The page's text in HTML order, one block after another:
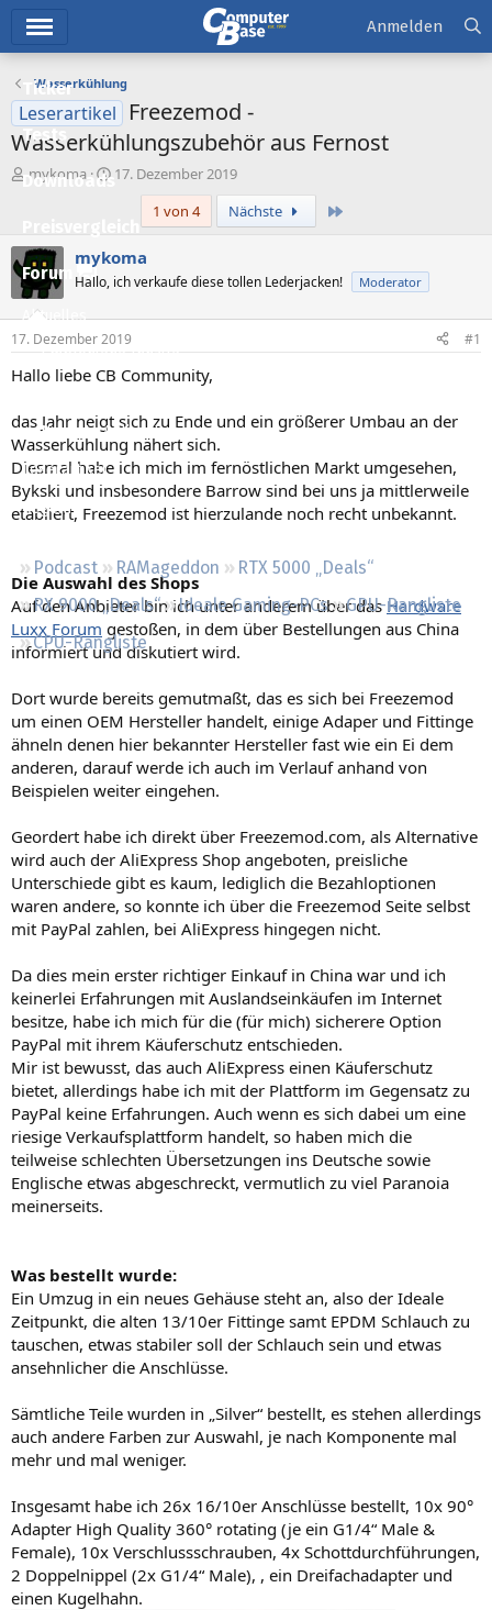
Ticker
Tests
Downloads
Forum
Aktuelles
Empfohlene Inhalte
Neueste Aktivitäten
Leserartikel
Regeln
Podcast RAMageddon
RTX 5000 „Deals“
RX 9000 „Deals“
Ideale Gaming-PCs
GPU-Rangliste
CPU-Rangliste
Anmelden
Wasserkühlung
Leserartikel
Freezemod -
Wasserkühlungszubehör aus Fernost
E
t
e
l
l
e
mykoma
E
t
e
l
l
a
m
17. Dezember 2019
1 von 4
Nächste
mykoma
Hallo, ich verkaufe diese tollen Lederjacken! Moderator
17. Dezember 2019 #1
Hallo liebe CB Community,
das Jahr neigt sich zu Ende und ein größerer Umbau an der
Wasserkühlung nähert sich.
Diesmal habe ich mich im fernöstlichen Markt umgesehen,
Bykski und insbesondere Barrow sind bei uns ja mittlerweile
etabliert, Freezemod ist hierzulande noch recht unbekannt.
Die Auswahl des Shops
Auf den Anbieter bin ich unter anderem über dasHardware
Luxx Forum gestoßen, in dem über Bestellungen aus China
informiert und diskutiert wird.
Dort wurde bereits gemutmaßt, das es sich bei Freezemod
um einen OEM Hersteller handelt, einige Adaper und Fittinge
ähneln denen hier bekannter Hersteller fast wie ein Ei dem
anderen, darauf werde ich auch im Verlauf anhand von
Beispielen weiter eingehen.
Geordert habe ich direkt über Freezemod.com, als Alternative
wird auch der AliExpress Shop angeboten, preisliche
Unterschiede gibt es kaum, lediglich die Bezahloptionen
waren andere, so konnte ich über die Freezemod Seite selbst
mit PayPal zahlen, bei AliExpress hingegen nicht.
Da dies mein erster richtiger Einkauf in China war und ich
keinerlei Erfahrungen mit Auslandseinkäufen im Internet
besitze, habe ich mich für die (für mich) sicherere Option
PayPal mit ihrem Käuferschutz entschieden.
Mir ist bewusst, das auch AliExpress einen Käuferschutz
bietet, allerdings habe ich mit der Plattform im Gegensatz zu
PayPal keine Erfahrungen. Auch wenn es sich dabei um eine
riesige Verkaufsplattform handelt, so haben mich die
teilweise schlechten Übersetzungen ins Deutsche sowie
Englische etwas abgeschreckt, vermutlich zu viel Paranoia
meinerseits.
Was bestellt wurde:
Ein Umzug in ein neues Gehäuse steht an, also der Ideale
Zeitpunkt, die alten 13/10er Fittinge samt EPDM Schlauch zu
tauschen, etwas stabiler soll der Schlauch sein und etwas
ansehnlicher die Anschlüsse.
Sämtliche Teile wurden in „Silver“ bestellt, es stehen allerdings
auch andere Farben zur Auswahl, je nach Komponente mal
mehr und mal weniger.
Insgesamt habe ich 26x 16/10er Anschlüsse bestellt, 10x 90°
Adapter High Quality 360° rotating (je ein G1/4“ Male &
Female), 10x Verschlussschrauben, 4x Schottdurchführungen,
2 Doppelnippel (2x G1/4“ Male), , ein Dreifachadapter und
einen Kugelhahn.